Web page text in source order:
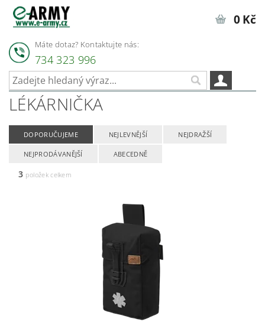
Máte dotaz? Kontaktujte nás:
734 323 996
0 Kč
LÉKÁRNIČKA
DOPORUČUJEME NEJLEVNĚJŠÍ NEJDRAŽŠÍ
NEJPRODÁVANĚJŠÍ ABECEDNĚ
3 položek celkem